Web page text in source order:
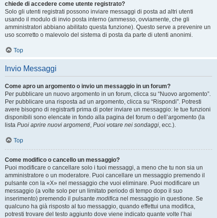
chiede di accedere come utente registrato?
Solo gli utenti registrati possono inviare messaggi di posta ad altri utenti
usando il modulo di invio posta interno (ammesso, ovviamente, che gli
amministratori abbiano abilitato questa funzione). Questo serve a prevenire un
uso scorretto o malevolo del sistema di posta da parte di utenti anonimi.
Top
Invio Messaggi
Come apro un argomento o invio un messaggio in un forum?
Per pubblicare un nuovo argomento in un forum, clicca su “Nuovo argomento”.
Per pubblicare una risposta ad un argomento, clicca su “Rispondi”. Potresti
avere bisogno di registrarti prima di poter inviare un messaggio: le tue funzioni
disponibili sono elencate in fondo alla pagina del forum o dell’argomento (la
lista Puoi aprire nuovi argomenti, Puoi votare nei sondaggi, ecc.).
Top
Come modifico o cancello un messaggio?
Puoi modificare o cancellare solo i tuoi messaggi, a meno che tu non sia un
amministratore o un moderatore. Puoi cancellare un messaggio premendo il
pulsante con la «X» nel messaggio che vuoi eliminare. Puoi modificare un
messaggio (a volte solo per un limitato periodo di tempo dopo il suo
inserimento) premendo il pulsante modifica nel messaggio in questione. Se
qualcuno ha già risposto al tuo messaggio, quando effettui una modifica,
potresti trovare del testo aggiunto dove viene indicato quante volte l’hai